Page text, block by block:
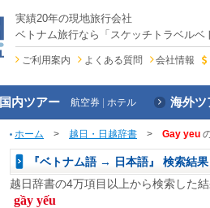
実績20年の現地旅行会社
ベトナム旅行なら「スケッチトラベルベ
ご利用案内 よくある質問 会社情報
内ツアー 航空券 ホテル 海外ツ
ホーム > 越日・日越辞書 > Gay yeu
『ベトナム語 → 日本語』 検索結果
越日辞書の4万項目以上から検索した
gầy yếu